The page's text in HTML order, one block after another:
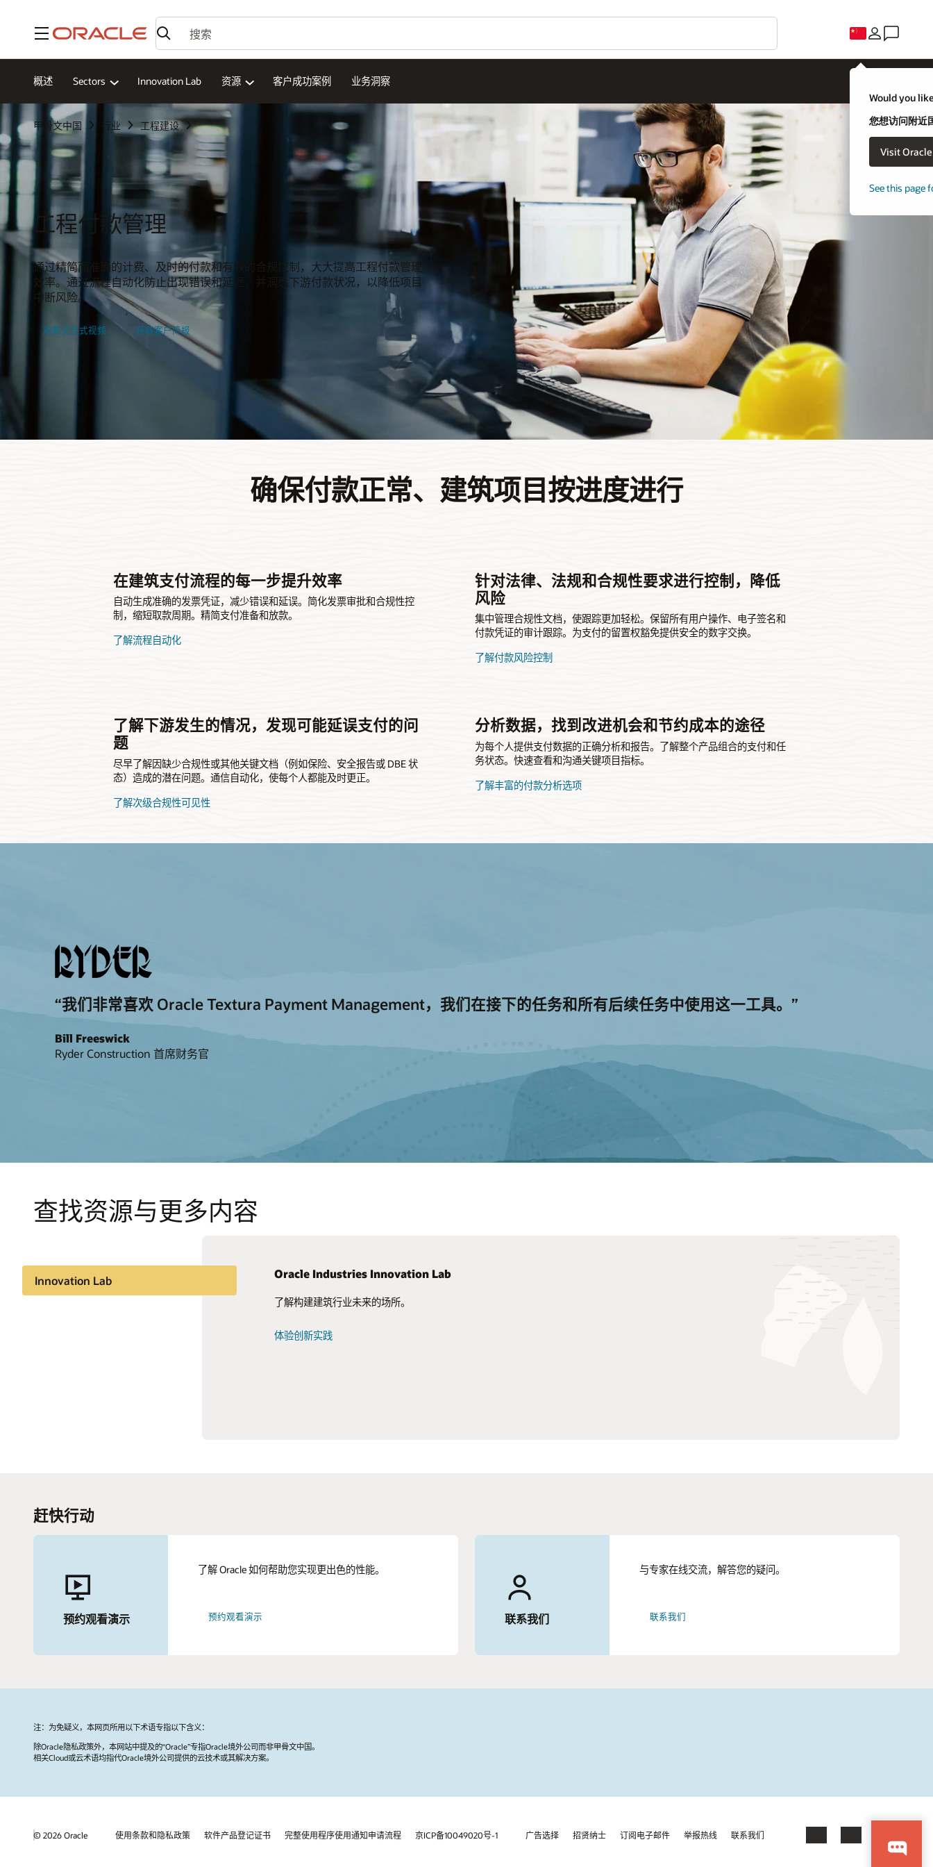
菜单
Would you
您想访问附近
Visit
See this page
概述 Sectors Innovation Lab 资源 客户成功案例 业务洞察
甲骨文中国 行业 工程建设
工程付款管理
通过精简而准确的计费、及时的付款和有效的合规控制，大大提高工程付款管理
效率。通过流程自动化防止出现错误和延迟，并洞悉下游付款状况，以降低项目
中断风险。
观看交互式视频 获取客户简报
确保付款正常、建筑项目按进度进行
在建筑支付流程的每一步提升效率
自动生成准确的发票凭证，减少错误和延误。简化发票审批和合规性控
制，缩短取款周期。精简支付准备和放款。
了解流程自动化
针对法律、法规和合规性要求进行控制，降低
风险
集中管理合规性文档，使跟踪更加轻松。保留所有用户操作、电子签名和
付款凭证的审计跟踪。为支付的留置权豁免提供安全的数字交换。
了解付款风险控制
了解下游发生的情况，发现可能延误支付的问
题
尽早了解因缺少合规性或其他关键文档（例如保险、安全报告或 DBE 状
态）造成的潜在问题。通信自动化，使每个人都能及时更正。
了解次级合规性可见性
分析数据，找到改进机会和节约成本的途径
为每个人提供支付数据的正确分析和报告。了解整个产品组合的支付和任
务状态。快速查看和沟通关键项目指标。
了解丰富的付款分析选项
“我们非常喜欢 Oracle Textura Payment Management，我们在接下的任务和所有后续任务中使用这一工具。”
Bill Freeswick
Ryder Construction 首席财务官
查找资源与更多内容
Innovation Lab Oracle Industries Innovation Lab
了解构建建筑行业未来的场所。
体验创新实践
发挥项目数据的价值
您拥有数据。为您所有。立即了解如何应用它们改善决策过
付款管理手册
改变支付操作，让所有团队获益。
改变游戏规则
为未来的弹性基础设施做好准备
了解公共机构如何借助合适的工具进行高效的项目评估、流程
而按照优先级管理大规模、耗时多年的资本计划。
赶快行动
预约观看演示
了解 Oracle 如何帮助您实现更出色的性能。
预约观看演示 联系我们
与专家在线交流，解答您的疑问。
联系我们
注：为免疑义，本网页所用以下术语专指以下含义：
除Oracle隐私政策外，本网站中提及的“Oracle”专指Oracle境外公司而非甲骨文中国。
相关Cloud或云术语均指代Oracle境外公司提供的云技术或其解决方案。
© 2026 Oracle 使用条款和隐私政策 软件产品登记证书 完整使用程序使用通知申请流程 京ICP备10049020号-1 广告选择 招贤纳士 订阅电子邮件 举报热线 联系我们